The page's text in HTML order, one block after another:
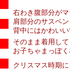
右わき腹部分が
肩部分のサスペ
背中にはかわい
そのまま着用し
お子ちゃまっぽ
クリスマス時期